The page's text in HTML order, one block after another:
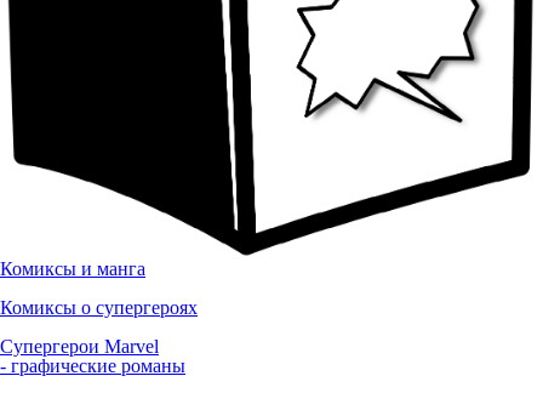
Комиксы и манга
Комиксы о супергероях
Супергерои Marvel
- графические романы